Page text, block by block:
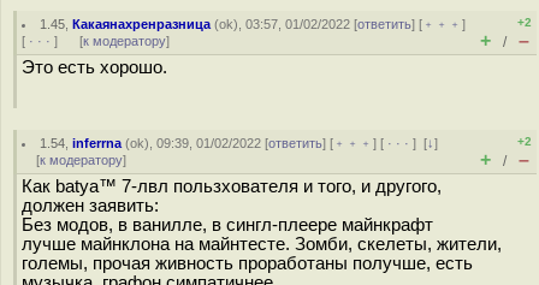
1.45 ,Какаянахренразница (ok), 03:57, 01/02/2022 [ответить] [ ﹢﹢﹢]
[ · · · ] [к модератору]
+2
+ / –
Это есть хорошо.
1.54 ,inferrna (ok), 09:39, 01/02/2022 [ответить] [ ﹢﹢﹢] [ · · ·][↓]
[к модератору]
+2
+ / –
Как batya™ 7-лвл пользхователя и того, и другого,
должен заявить:
Без модов, в ванилле, в сингл-плеере майнкрафт
лучше майнклона на майнтесте. Зомби, скелеты, жители,
големы, прочая живность проработаны получше, есть